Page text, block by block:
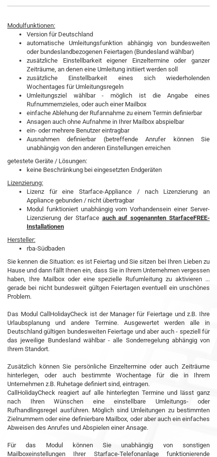
Modulfunktionen:
Version für Deutschland
automatische Umleitungsfunktion abhängig von bundesweiten
oder bundeslandbezogenen Feiertagen (Bundesland wählbar)
zusätzliche Einstellbarkeit eigener Einzeltermine oder ganzer
Zeiträume, an denen eine Umleitung initiiert werden soll
zusätzliche Einstellbarkeit eines sich wiederholenden
Wochentages für Umleitungsregeln
Umleitungsziel wählbar - möglich ist die Angabe eines
Rufnummernzieles, oder auch einer Mailbox
einfache Ablehung der Rufannahme zu einem Termin definierbar
Ansagen auch ohne Aufnahme in Ihrer Mailbox abspielbar
ein- oder mehrere Benutzer eintragbar
Ausnahmen definierbar (betreffende Anrufer können Sie
unabhängig von den anderen Einstellungen erreichen
getestete Geräte / Lösungen:
keine Beschränkung bei eingesetzten Endgeräten
Lizenzierung:
Lizenz für eine Starface-Appliance / nach Lizenzierung an
Appliance gebunden / nicht übertragbar
Modul funktioniert unabhängig vom Vorhandensein einer Server-
Lizenzierung der Starface auch auf sogenannten StarfaceFREE-
Installationen
Hersteller:
rba-Südbaden
Sie kennen die Situation: es ist Feiertag und Sie sitzen bei Ihren Lieben zu
Hause und dann fällt Ihnen ein, dass Sie in Ihrem Unternehmen vergessen
haben, Ihre Mailbox oder eine spezielle Rufumleitung zu aktivieren ...
gerade bei nicht bundesweit gültgen Feiertagen eventuell ein unschönes
Problem.
Das Modul CallHolidayCheck ist der Manager für Feiertage und z.B. Ihre
Urlaubsplanung und andere Termine. Ausgewertet werden alle in
Deutschland gültigen bundesweiten Feiertage und aber auch - speziell für
das jeweilige Bundesland wählbar - alle Sonderregelung abhängig von
Ihrem Standort.
Zusätzlich können Sie persönliche Einzeltermine oder auch Zeiträume
hinterlegen, oder auch bestimmte Wochentage für die in Ihrem
Unternehmen z.B. Ruhetage definiert sind, eintragen.
CallHolidayCheck reagiert auf alle hinterlegten Termine und lässt ganz
nach Ihren Wünschen eine einstellbare Umleitungs- oder
Rufhandlingsregel ausführen. Möglich sind Umleitungen zu bestimmten
Zielnummern oder eine definierbare Mailbox, oder aber auch ein einfaches
Abweisen des Anrufes und Abspielen einer Ansage.
Für das Modul können Sie unabhängig von sonstigen
Mailboxeinstellungen Ihrer Starface-Telefonanlage funktionierende